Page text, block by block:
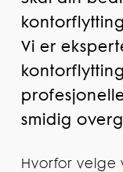
Vi er
smidig
Hvorfor velge